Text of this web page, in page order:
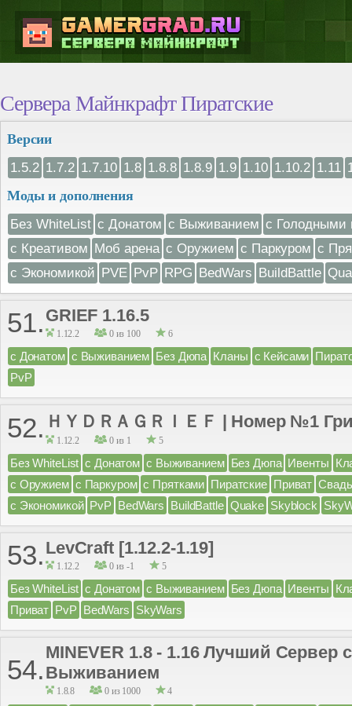
Сервера Майнкрафт Пиратские
Версии
1.5.2 1.7.2 1.7.10 1.8 1.8.8 1.8.9 1.9 1.10 1.10.2 1.11
Моды и дополнения
Без WhiteList с Донатом с Выживанием с Голодными
с Креативом Моб арена с Оружием с Паркуром с
с Экономикой PVE PvP RPG BedWars BuildBattle
51. GRIEF 1.16.5
1.12.2 0 из 100 6
с Донатом с Выживанием Без Дюпа Кланы с Кейсами
PvP
52. ＨＹＤＲＡＧＲＩＥＦ | Номер №1
1.12.2 0 из 1 5
Без WhiteList с Донатом с Выживанием Без Дюпа Ивенты
с Оружием с Паркуром с Прятками Пиратские Приват
с Экономикой PvP BedWars BuildBattle Quake Skyblock
53. LevCraft [1.12.2-1.19]
1.12.2 0 из -1 5
Без WhiteList с Донатом с Выживанием Без Дюпа Ивенты
Приват PvP BedWars SkyWars
54.
MINEVER 1.8 - 1.16 Лучший Сервер
Выживанием
1.8.8 0 из 1000 4